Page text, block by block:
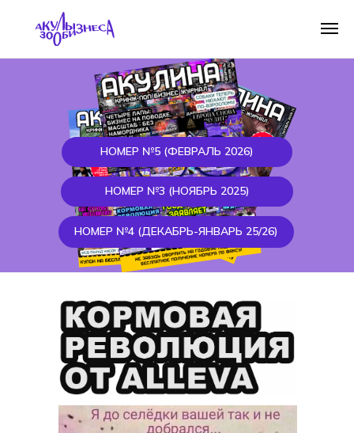
НОМЕР №5 (ФЕВРАЛЬ 2026)
НОМЕР №3 (НОЯБРЬ 2025)
НОМЕР №4 (ДЕКАБРЬ-ЯНВАРЬ 25/26)